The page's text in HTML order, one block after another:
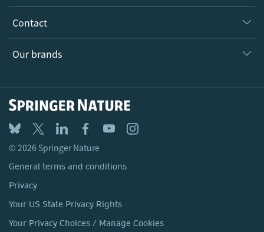
Our Health Division
Inclusion
Policies, Reports & Modern Slavery Act
Why Work Here?
Search our vacancies ↗
Contact
Locations & Contact
Our brands
Springer
BMC
Discover
© 2026 Springer Nature
General terms and conditions
Privacy
Your US State Privacy Rights
Your Privacy Choices / Manage Cookies